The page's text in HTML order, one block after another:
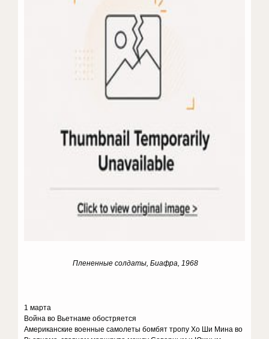
Плененные солдаты, Биафра, 1968
1 марта
Война во Вьетнаме обостряется
Американские военные самолеты бомбят тропу Хо Ши Мина во